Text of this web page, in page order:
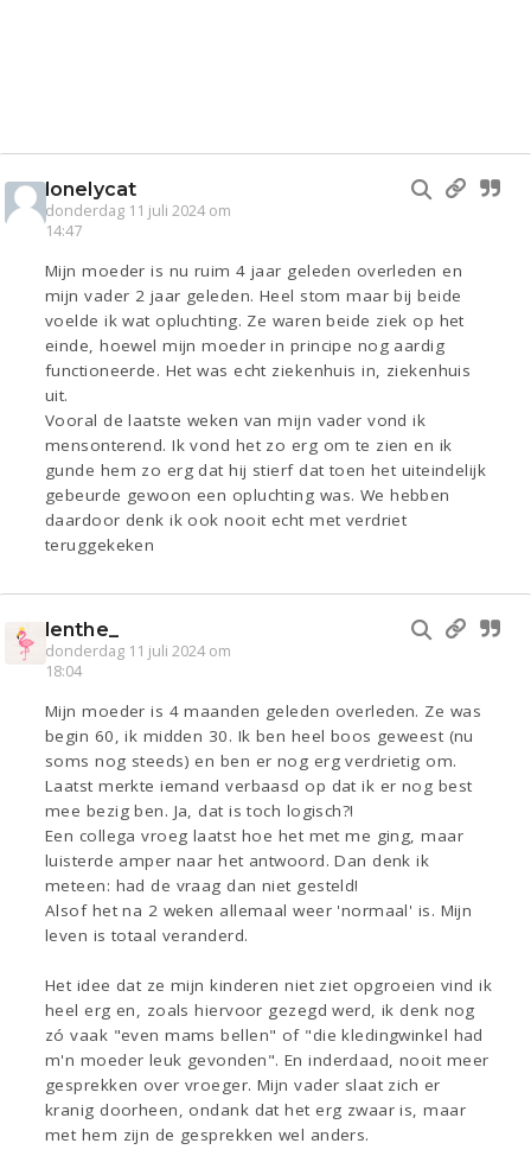
lonelycat
donderdag 11 juli 2024 om
14:47
Mijn moeder is nu ruim 4 jaar geleden overleden en
mijn vader 2 jaar geleden. Heel stom maar bij beide
voelde ik wat opluchting. Ze waren beide ziek op het
einde, hoewel mijn moeder in principe nog aardig
functioneerde. Het was echt ziekenhuis in, ziekenhuis
uit.
Vooral de laatste weken van mijn vader vond ik
mensonterend. Ik vond het zo erg om te zien en ik
gunde hem zo erg dat hij stierf dat toen het uiteindelijk
gebeurde gewoon een opluchting was. We hebben
daardoor denk ik ook nooit echt met verdriet
teruggekeken
lenthe_
donderdag 11 juli 2024 om
18:04
Mijn moeder is 4 maanden geleden overleden. Ze was
begin 60, ik midden 30. Ik ben heel boos geweest (nu
soms nog steeds) en ben er nog erg verdrietig om.
Laatst merkte iemand verbaasd op dat ik er nog best
mee bezig ben. Ja, dat is toch logisch?!
Een collega vroeg laatst hoe het met me ging, maar
luisterde amper naar het antwoord. Dan denk ik
meteen: had de vraag dan niet gesteld!
Alsof het na 2 weken allemaal weer 'normaal' is. Mijn
leven is totaal veranderd.
Het idee dat ze mijn kinderen niet ziet opgroeien vind ik
heel erg en, zoals hiervoor gezegd werd, ik denk nog
zó vaak "even mams bellen" of "die kledingwinkel had
m'n moeder leuk gevonden". En inderdaad, nooit meer
gesprekken over vroeger. Mijn vader slaat zich er
kranig doorheen, ondank dat het erg zwaar is, maar
met hem zijn de gesprekken wel anders.